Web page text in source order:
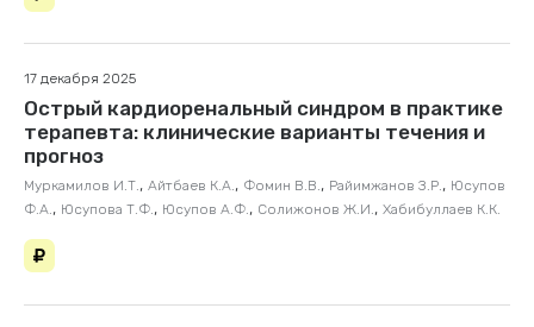
17 декабря 2025
Острый кардиоренальный синдром в практике
терапевта: клинические варианты течения и
прогноз
Муркамилов И.Т., Айтбаев К.А., Фомин В.В., Райимжанов З.Р., Юсупов
Ф.А., Юсупова Т.Ф., Юсупов А.Ф., Солижонов Ж.И., Хабибуллаев К.К.